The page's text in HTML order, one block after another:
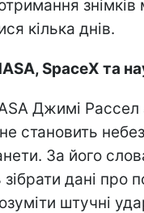
кілька днів.
SpaceX та
Джимі
становить
За його
дані про
штучні